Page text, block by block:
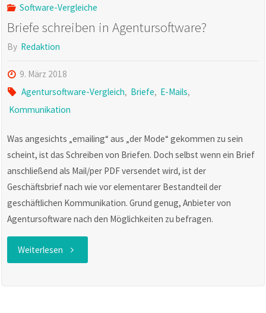
Software-Vergleiche
Briefe schreiben in Agentursoftware?
By Redaktion
9. März 2018
Agentursoftware-Vergleich, Briefe, E-Mails,
Kommunikation
Was angesichts „emailing“ aus „der Mode“ gekommen zu sein
scheint, ist das Schreiben von Briefen. Doch selbst wenn ein Brief
anschließend als Mail/per PDF versendet wird, ist der
Geschäftsbrief nach wie vor elementarer Bestandteil der
geschäftlichen Kommunikation. Grund genug, Anbieter von
Agentursoftware nach den Möglichkeiten zu befragen.
Weiterlesen "Briefe